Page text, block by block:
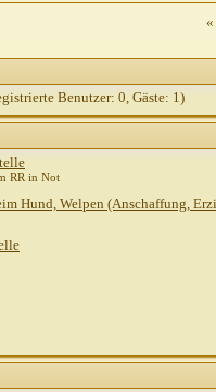
15:12
16:13
15:50
«
Benutzer: 0, Gäste: 1)
RR in Not
Hund, Welpen (Anschaffung,